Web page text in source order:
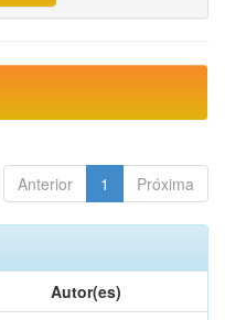
Anterior 1 Próxima
Autor(es)